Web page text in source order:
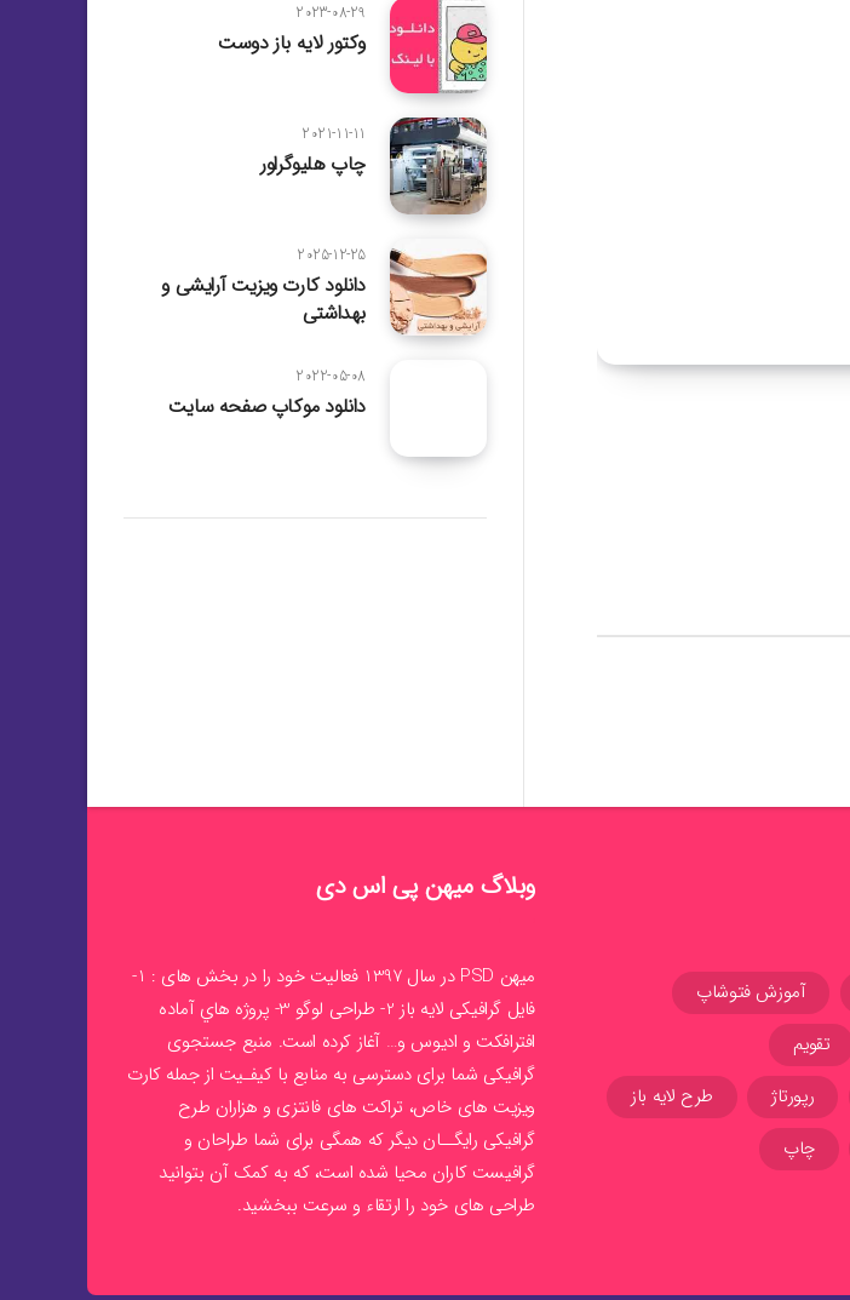
2023-08-29
وکتور لایه باز دوست
2021-11-11
چاپ هلیوگراور
2025-12-25
دانلود کارت ویزیت آرایشی و
بهداشتی
2022-05-08
دانلود موکاپ صفحه سایت
آموزش فتوشاپ
تقویم
رپورتاژ
طرح لایه باز
چاپ
وبلاگ میهن پی اس دی
ميهن PSD در سال 1397 فعاليت خود را در بخش های : 1-
فايل گرافيکی لايه باز
2- طراحی لوگو 3- پروژه هاي آماده
افترافکت و اديوس و… آغاز کرده است. منبع جستجوی
گرافيکی شما برای دسترسی به منابع با کيفـيت از جملهکارت
ويزيت های خاص، تراکت های فانتزی و هزاران طرح
گرافیکی رايگــان ديگر که همگی برای شما طراحان و
گرافيست کاران محيا شده است، که به کمک آن بتوانيد
طراحی های خود را ارتقاء و سرعت ببخشيد.